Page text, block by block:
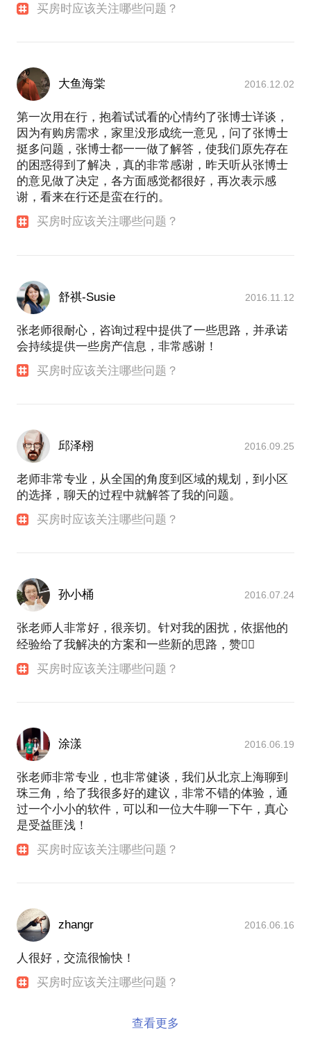
买房时应该关注哪些问题？
大鱼海棠 2016.12.02
第一次用在行，抱着试试看的心情约了张博士详谈，
因为有购房需求，家里没形成统一意见，问了张博士
挺多问题，张博士都一一做了解答，使我们原先存在
的困惑得到了解决，真的非常感谢，昨天听从张博士
的意见做了决定，各方面感觉都很好，再次表示感
谢，看来在行还是蛮在行的。
买房时应该关注哪些问题？
舒祺-Susie 2016.11.12
张老师很耐心，咨询过程中提供了一些思路，并承诺
会持续提供一些房产信息，非常感谢！
买房时应该关注哪些问题？
邱泽栩 2016.09.25
老师非常专业，从全国的角度到区域的规划，到小区
的选择，聊天的过程中就解答了我的问题。
买房时应该关注哪些问题？
孙小桶 2016.07.24
张老师人非常好，很亲切。针对我的困扰，依据他的
经验给了我解决的方案和一些新的思路，赞👍🏻
买房时应该关注哪些问题？
涂漾 2016.06.19
张老师非常专业，也非常健谈，我们从北京上海聊到
珠三角，给了我很多好的建议，非常不错的体验，通
过一个小小的软件，可以和一位大牛聊一下午，真心
是受益匪浅！
买房时应该关注哪些问题？
zhangr 2016.06.16
人很好，交流很愉快！
买房时应该关注哪些问题？
查看更多